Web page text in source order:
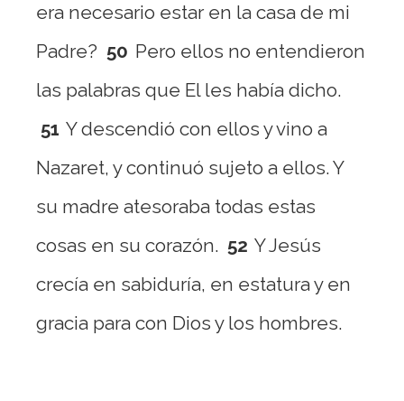
era necesario estar en la casa de mi
Padre? 50 Pero ellos no entendieron
las palabras que El les había dicho.
51 Y descendió con ellos y vino a
Nazaret, y continuó sujeto a ellos. Y
su madre atesoraba todas estas
cosas en su corazón. 52 Y Jesús
crecía en sabiduría, en estatura y en
gracia para con Dios y los hombres.